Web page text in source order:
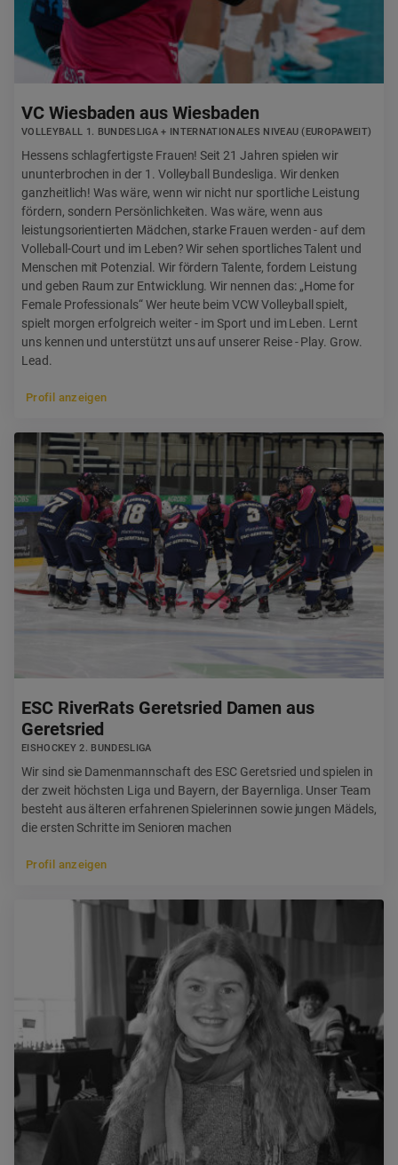
VC Wiesbaden aus Wiesbaden
VOLLEYBALL 1. BUNDESLIGA + INTERNATIONALES NIVEAU (EUROPAWEIT)
Hessens schlagfertigste Frauen! Seit 21 Jahren spielen wir
ununterbrochen in der 1. Volleyball Bundesliga. Wir denken
ganzheitlich! Was wäre, wenn wir nicht nur sportliche Leistung
fördern, sondern Persönlichkeiten. Was wäre, wenn aus
leistungsorientierten Mädchen, starke Frauen werden - auf dem
Volleball-Court und im Leben? Wir sehen sportliches Talent und
Menschen mit Potenzial. Wir fördern Talente, fordern Leistung
und geben Raum zur Entwicklung. Wir nennen das: „Home for
Female Professionals“ Wer heute beim VCW Volleyball spielt,
spielt morgen erfolgreich weiter - im Sport und im Leben. Lernt
uns kennen und unterstützt uns auf unserer Reise - Play. Grow.
Lead.
Profil anzeigen
ESC RiverRats Geretsried Damen aus
Geretsried
EISHOCKEY 2. BUNDESLIGA
Wir sind sie Damenmannschaft des ESC Geretsried und spielen in
der zweit höchsten Liga und Bayern, der Bayernliga. Unser Team
besteht aus älteren erfahrenen Spielerinnen sowie jungen Mädels,
die ersten Schritte im Senioren machen
Profil anzeigen